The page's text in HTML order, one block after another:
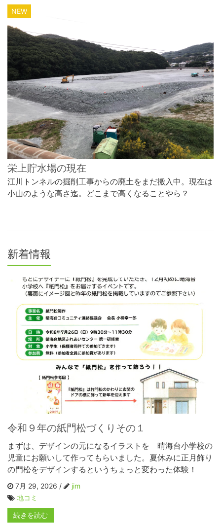
NEW
栄上貯水場の現在
江川トンネルの掘削工事からの廃土をまだ搬入中。現在は
小山のような高さ迄。どこまで高くなることやら？
新着情報
令和９年の紙門松づくりその１
まずは、デザインの元になるイラストを 晴海台小学校の
児童にお願いして作ってもらいました。夏休みに正月飾り
の門松をデザインするというちょっと変わった体験！
7月 29, 2026 /
jim
地コミ
続きを読む